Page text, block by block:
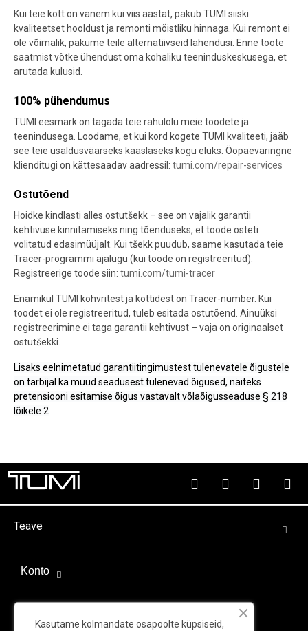
Kui teie kott on vanem kui viis aastat, pakub TUMI siiski
kvaliteetset hooldust ja remonti mõistliku hinnaga. Kui remont ei
ole võimalik, pakume teile alternatiivseid lahendusi. Enne toote
saatmist võtke ühendust oma kohaliku teeninduskeskusega, et
arutada kulusid.
100% pühendumus
TUMI eesmärk on tagada teie rahulolu meie toodete ja
teenindusega. Loodame, et kui kord kogete TUMI kvaliteeti, jääb
see teie usaldusväärseks kaaslaseks kogu eluks. Ööpäevaringne
klienditugi on kättesaadav aadressil: tumi.com/repair-services
Ostutõend
Hoidke kindlasti alles ostutšekk – see on vajalik garantii
kehtivuse kinnitamiseks ning tõenduseks, et toode osteti
volitatud edasimüüjalt. Kui tšekk puudub, saame kasutada teie
Tracer-programmi ajalugu (kui toode on registreeritud).
Registreerige toode siin: tumi.com/tumi-tracer
Enamikul TUMI kohvritest ja kottidest on Tracer-number. Kui
toodet ei ole registreeritud, tuleb esitada ostutõend. Ainuüksi
registreerimine ei taga garantii kehtivust – vaja on originaalset
ostutšekki.
Lisaks eelnimetatud garantiitingimustest tulenevatele õigustele
on tarbijal ka muud seadusest tulenevad õigused, näiteks
pretensiooni esitamise õigus vastavalt võlaõigusseaduse § 218
lõikele 2
Teave
Konto
Kasutame kolmandate osapoolte küpsiseid,